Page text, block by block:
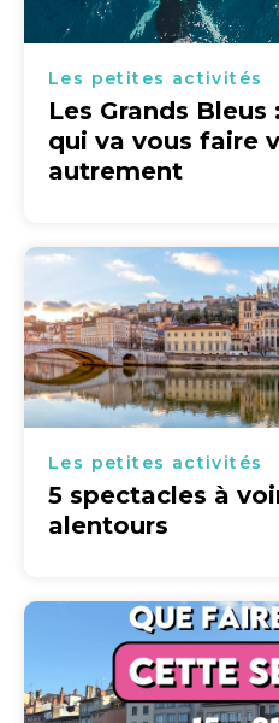
Les petites activités
Les Grands
qui va vous faire
autrement
Les petites activités
5 spectacles à
alentours